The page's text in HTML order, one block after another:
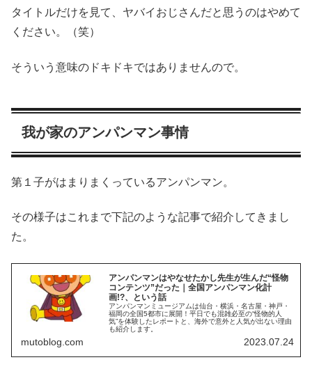
タイトルだけを見て、ヤバイおじさんだと思うのはやめて
ください。（笑）
そういう意味のドキドキではありませんので。
我が家のアンパンマン事情
第１子がはまりまくっているアンパンマン。
その様子はこれまで下記のような記事で紹介してきまし
た。
アンパンマンはやなせたかし先生が生んだ“怪物
コンテンツ”だった｜全国アンパンマン化計
画!?、という話
アンパンマンミュージアムは仙台・横浜・名古屋・神戸・
福岡の全国5都市に展開！平日でも混雑必至の“怪物的人
気”を体験したレポートと、海外で意外と人気が出ない理由
も紹介します。
mutoblog.com 2023.07.24